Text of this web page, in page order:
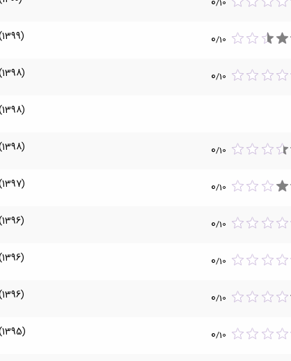
0/10
(1399)
0/10
(1398)
(1398)
0/10
(1398)
0/10
(1397)
0/10
(1396)
0/10
(1396)
0/10
(1396)
0/10
(1395)